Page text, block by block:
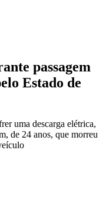
passagem
Estado de
uma descarga elétrica,
de 24 anos, que morreu